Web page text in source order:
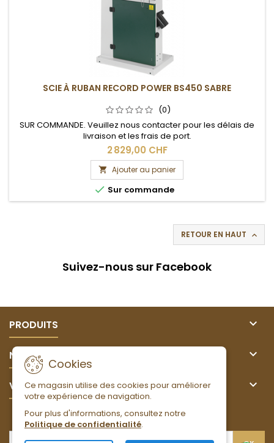
SCIE À RUBAN RECORD POWER BS450 SABRE
(0)
SUR COMMANDE. Veuillez nous contacter pour les délais de
livraison et les frais de port.
2 829,00 CHF
 Ajouter au panier
 Sur commande
RETOUR EN HAUT 
Suivez-nous sur Facebook
PRODUITS 
NOTRE SOCIÉTÉ 
VOTRE COMPTE 
Cookies
Ce magasin utilise des cookies pour améliorer
votre expérience de navigation.
Pour plus d'informations, consultez notre
Politique de confidentialité.
LETTRE D'INFORMATIONS